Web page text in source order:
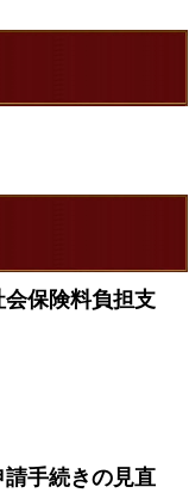
保険料負担支
手続きの見直